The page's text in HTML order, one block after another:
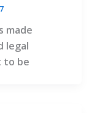
made
legal
to be